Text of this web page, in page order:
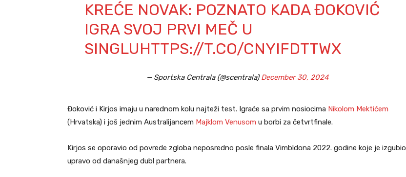
KREĆE NOVAK: POZNATO KADA ĐOKOVIĆ
IGRA SVOJ PRVI MEČ U
SINGLUHTTPS://T.CO/CNYIFDTTWX
— Sportska Centrala (@scentrala) December 30, 2024
Đoković i Kirjos imaju u narednom kolu najteži test. Igraće sa prvim nosiocima Nikolom Mektićem
(Hrvatska) i još jednim Australijancem Majklom Venusom u borbi za četvrtfinale.
Kirjos se oporavio od povrede zgloba neposredno posle finala Vimbldona 2022. godine koje je izgubio
upravo od današnjeg dubl partnera.